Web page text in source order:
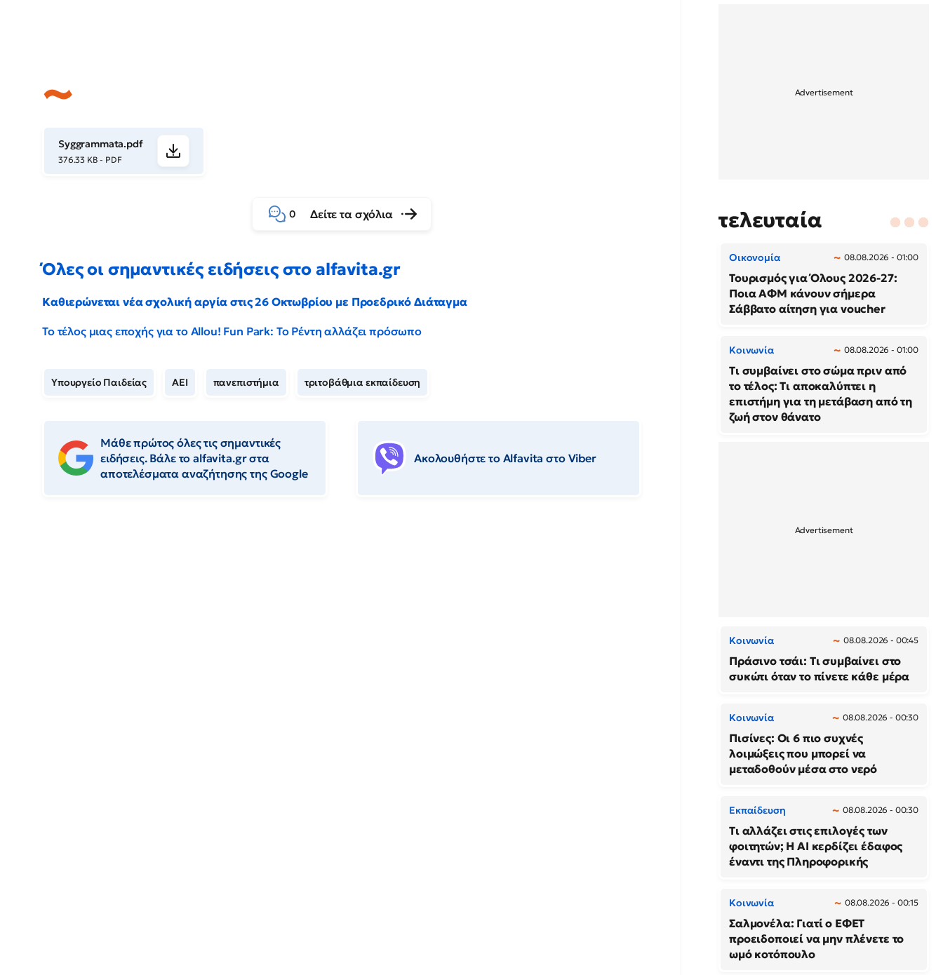
Syggrammata.pdf
376.33 KB - PDF
0 Δείτε τα σχόλια
Όλες οι σημαντικές ειδήσεις στο alfavita.gr
Καθιερώνεται νέα σχολική αργία στις 26 Οκτωβρίου με Προεδρικό Διάταγμα
Το τέλος μιας εποχής για το Allou! Fun Park: Το Ρέντη αλλάζει πρόσωπο
Υπουργείο Παιδείας ΑΕΙ πανεπιστήμια τριτοβάθμια εκπαίδευση
Μάθε πρώτος όλες τις σημαντικές
ειδήσεις. Βάλε το alfavita.gr στα
αποτελέσματα αναζήτησης της Google
Ακολουθήστε το Αlfavita στο Viber
τελευταία
Οικονομία 08.08.2026 - 01:00
Τουρισμός για Όλους 2026-27:
Ποια ΑΦΜ κάνουν σήμερα
Σάββατο αίτηση για voucher
Κοινωνία 08.08.2026 - 01:00
Τι συμβαίνει στο σώμα πριν από
το τέλος: Τι αποκαλύπτει η
επιστήμη για τη μετάβαση από τη
ζωή στον θάνατο
Κοινωνία 08.08.2026 - 00:45
Πράσινο τσάι: Τι συμβαίνει στο
συκώτι όταν το πίνετε κάθε μέρα
Κοινωνία 08.08.2026 - 00:30
Πισίνες: Οι 6 πιο συχνές
λοιμώξεις που μπορεί να
μεταδοθούν μέσα στο νερό
Εκπαίδευση 08.08.2026 - 00:30
Τι αλλάζει στις επιλογές των
φοιτητών; Η AI κερδίζει έδαφος
έναντι της Πληροφορικής
Κοινωνία 08.08.2026 - 00:15
Σαλμονέλα: Γιατί ο ΕΦΕΤ
προειδοποιεί να μην πλένετε το
ωμό κοτόπουλο